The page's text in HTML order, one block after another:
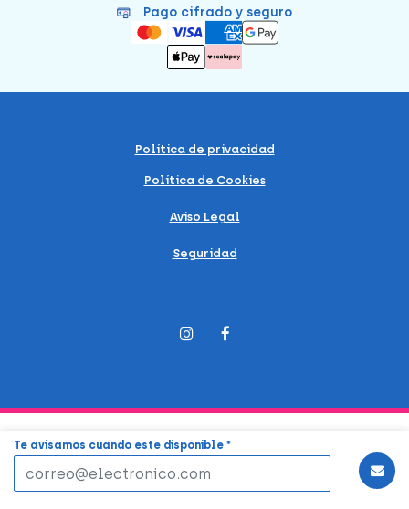
Te avisamos cuando este disponible *
Pago cifrado y seguro
Política de privacidad
Política de Cookies
Aviso Legal
Seguridad